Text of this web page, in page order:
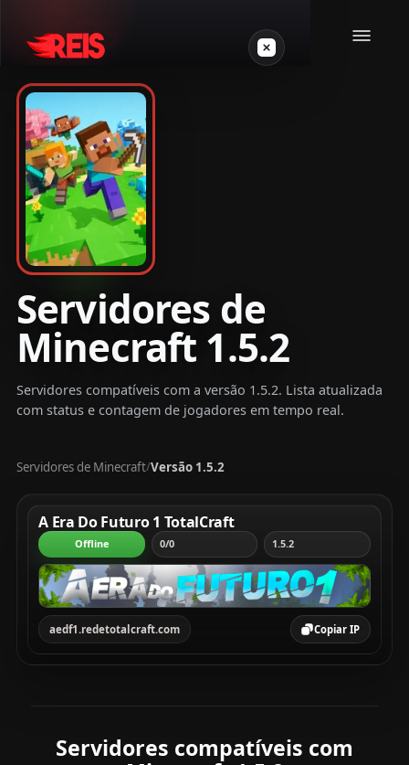
Minecraft
Outros jogos
VPS Gamer
Login
Crie seu servidor
Servidores de
Minecraft 1.5.2
Servidores compatíveis com a versão 1.5.2. Lista atualizada
com status e contagem de jogadores em tempo real.
Servidores de Minecraft/Versão 1.5.2
Tabela com servidores Minecraft, mostrando rank,
aedf1.redetotalcraft.com Copiar IP
A Era Do Futuro 1 TotalCraft
Offline 0/0 1.5.2
Servidores compatíveis com